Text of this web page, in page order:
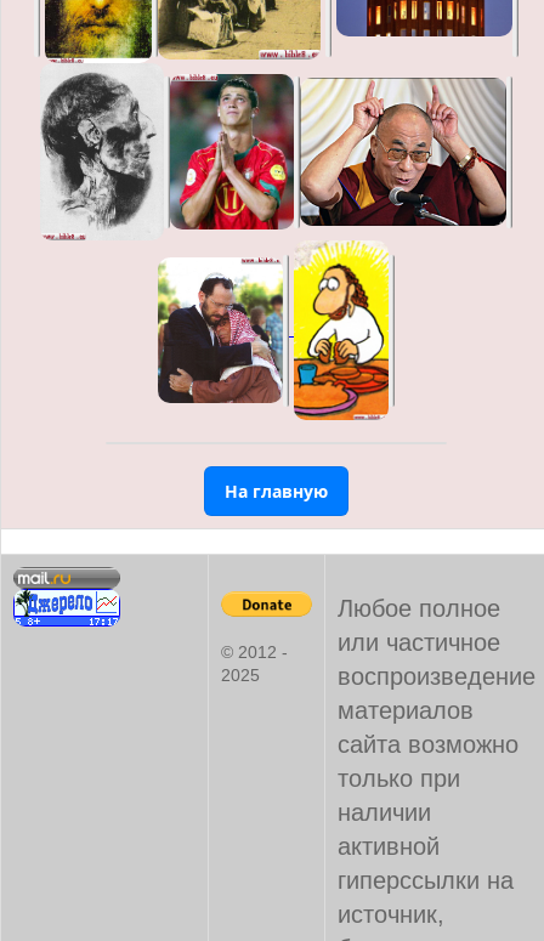
На главную
© 2012 -
2025
Любое полное
или частичное
воспроизведение
материалов
сайта возможно
только при
наличии
активной
гиперссылки на
источник,